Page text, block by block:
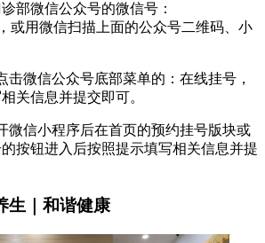
部微信公众号的微信号：
，或用微信扫描上面的公众号二维码、小
击微信公众号底部菜单的：在线挂号，
关信息并提交即可。
微信小程序后在首页的预约挂号版块或
按钮进入后按照提示填写相关信息并提
生｜和谐健康